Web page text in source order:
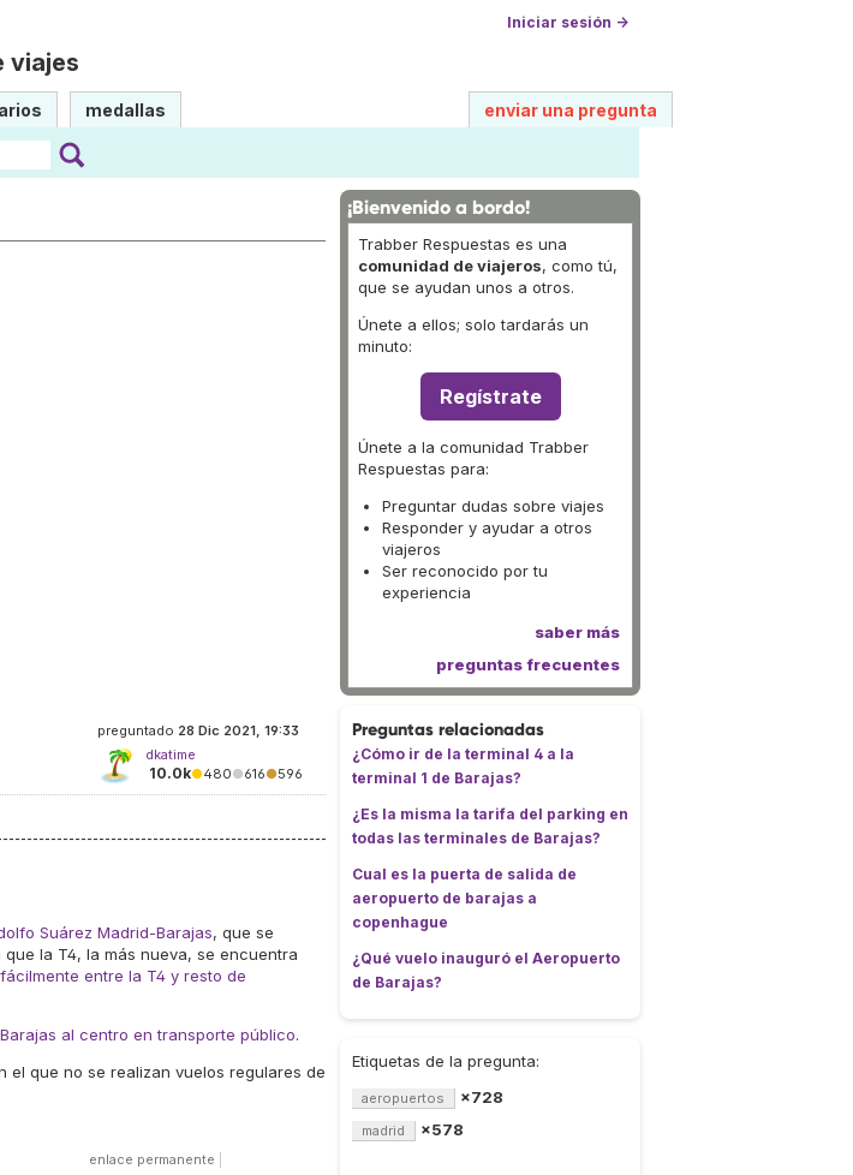
Iniciar sesión →
viajes
medallas enviar una pregunta
preguntado 28 Dic 2021, 19:33
dkatime
10.0k●480●616●596
Suárez Madrid-Barajas, que se
la T4, la más nueva, se encuentra
entre la T4 y resto de
al centro en transporte público.
el que no se realizan vuelos regulares de
enlace permanente
¡Bienvenido a bordo!
Trabber Respuestas es una
comunidad de viajeros, como tú,
que se ayudan unos a otros.
Únete a ellos; solo tardarás un
minuto:
Regístrate
Únete a la comunidad Trabber
Respuestas para:
Preguntar dudas sobre viajes
Responder y ayudar a otros
viajeros
Ser reconocido por tu
experiencia
saber más
preguntas frecuentes
Preguntas relacionadas
¿Cómo ir de la terminal 4 a la
terminal 1 de Barajas?
¿Es la misma la tarifa del parking en
todas las terminales de Barajas?
Cual es la puerta de salida de
aeropuerto de barajas a
copenhague
¿Qué vuelo inauguró el Aeropuerto
de Barajas?
Etiquetas de la pregunta:
aeropuertos ×728
madrid ×578